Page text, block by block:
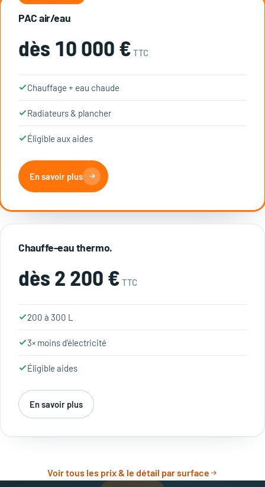
PAC air/eau
dès 10 000 € TTC
Chauffage + eau chaude
Radiateurs & plancher
Éligible aux aides
En savoir plus
Chauffe-eau thermo.
dès 2 200 € TTC
200 à 300 L
3× moins d'électricité
Éligible aides
En savoir plus
Voir tous les prix & le détail par surface